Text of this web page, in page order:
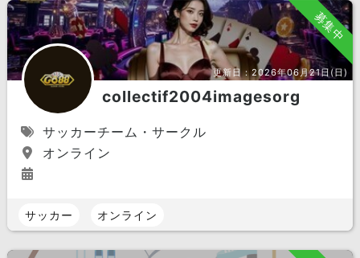
募集中
更新日：2026年06月21日(日)
collectif2004imagesorg
サッカーチーム・サークル
オンライン
サッカー オンライン